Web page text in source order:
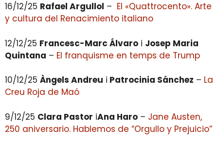
16/12/25 Rafael Argullol – El «Quattrocento». Arte
y cultura del Renacimiento italiano
12/12/25 Francesc-Marc Álvaro i Josep Maria
Quintana – El franquisme en temps de Trump
10/12/25 Àngels Andreu i Patrocinia Sánchez – La
Creu Roja de Maó
9/12/25 Clara Pastor iAna Haro – Jane Austen,
250 aniversario. Hablemos de “Orgullo y Prejuicio”